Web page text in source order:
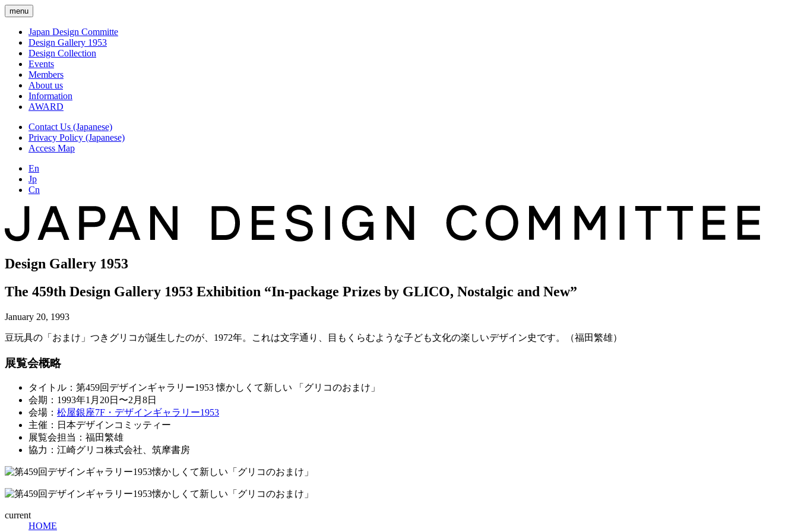
menu
Japan Design Committe
Design Gallery 1953
Design Collection
Events
Members
About us
Information
AWARD
Contact Us (Japanese)
Privacy Policy (Japanese)
Access Map
En
Jp
Cn
Design Gallery 1953
The 459th Design Gallery 1953 Exhibition “In-package Prizes by GLICO, Nostalgic and New”
January 20, 1993
豆玩具の「おまけ」つきグリコが誕生したのが、1972年。これは文字通り、目もくらむような子ども文化の楽しいデザイン史です。（福田繁雄）
展覧会概略
タイトル：第459回デザインギャラリー1953 懐かしくて新しい 「グリコのおまけ」
会期：1993年1月20日〜2月8日
会場： 松屋銀座7F・デザインギャラリー1953
主催：日本デザインコミッティー
展覧会担当：福田繁雄
協力：江崎グリコ株式会社、筑摩書房
current
HOME